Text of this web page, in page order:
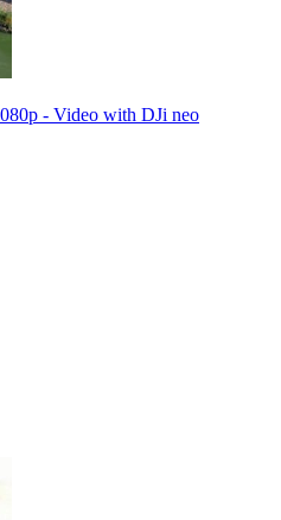
- Video with DJi neo